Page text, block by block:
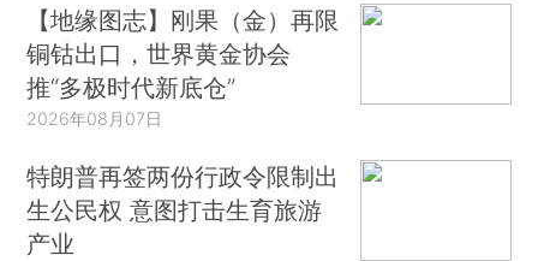
【地缘图志】刚果（金）再限
铜钴出口，世界黄金协会
推“多极时代新底仓”
2026年08月07日
特朗普再签两份行政令限制出
生公民权 意图打击生育旅游
产业